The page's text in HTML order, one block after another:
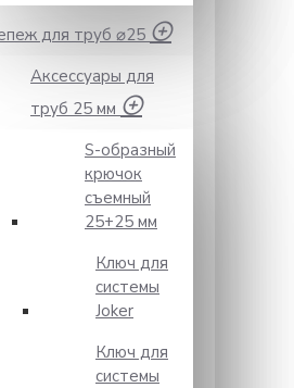
для труб ⌀25
Аксессуары для
труб 25 мм
S-образный
крючок
съемный
25+25 мм
Ключ для
системы
Joker
Ключ для
системы